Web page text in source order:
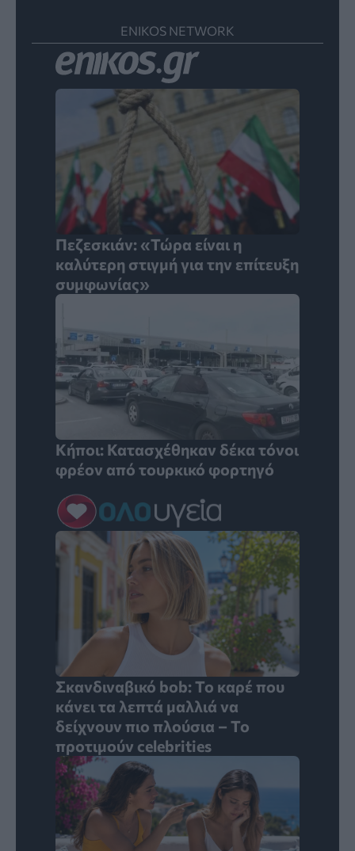
ENIKOS NETWORK
Πεζεσκιάν: «Τώρα είναι η
καλύτερη στιγμή για την επίτευξη
συμφωνίας»
Κήποι: Κατασχέθηκαν δέκα τόνοι
φρέον από τουρκικό φορτηγό
Σκανδιναβικό bob: Το καρέ που
κάνει τα λεπτά μαλλιά να
δείχνουν πιο πλούσια – Το
προτιμούν celebrities